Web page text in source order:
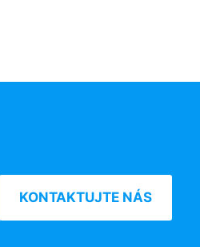
KONTAKTUJTE NÁS